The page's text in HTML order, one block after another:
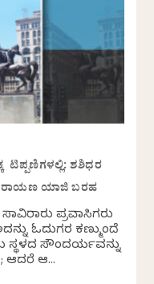
ಟಿಪ್ಪಣಿಗಳಲ್ಲಿ: ಶಶಿಧರ
ಯಾಜಿ ಬರಹ
ಪ್ರವಾಸಿಗರು
ಓದುಗರ ಕಣ್ಮುಂದೆ
ಸ್ಥಳದ ಸೌಂದರ್ಯವನ್ನು
ಆದರೆ ಆ...